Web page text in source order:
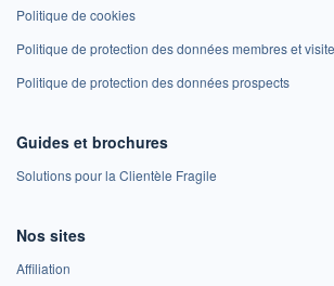
Politique de cookies
Politique de protection des données membres et
Politique de protection des données prospects
Guides et brochures
Solutions pour la Clientèle Fragile
Nos sites
Affiliation